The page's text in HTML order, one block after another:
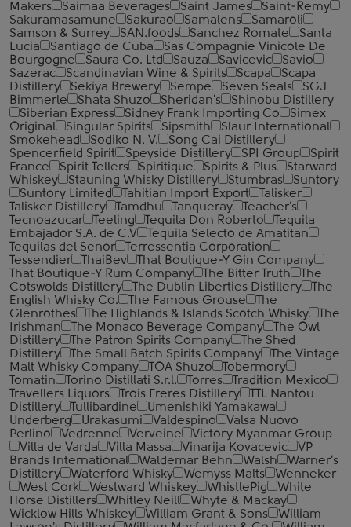
Makers
Saimaa Beverages Saint James
Saint-Remy
Sakuramasamune
Sakurao Samalens
Samaroli
Samson & Surrey
SAN.foods Sanchez Romate
Santa
Lucia
Santiago de Cuba
Sas Compagnie Vinicole De
Bourgogne
Saura Co. Ltd Sauza Savicevic
Savio
Sazerac
Scandinavian Wine & Spirits Scapa
Scapa
Distillery
Sekiya Brewery Sempe Seven Seals
SGJ
Bimmerle
Shata Shuzo Sheridan's
Shinobu Distillery
Siberian Express
Sidney Frank Importing Co
Simex
Original
Singular Spirits Sipsmith
Slaur International
Smokehead
Sodiko N. V.
Song Cai Distillery
Spencerfield Spirit
Speyside Distillery SPI Group
Spirit
France
Spirit Tellers Spiritique Spirits & Plus
Starward
Whiskey
Stauning Whisky Distillery Stumbras
Suntory
Suntory Limited
Tahitian Import Export
Talisker
Talisker Distillery
Tamdhu Tanqueray
Teacher's
Tecnoazucar
Teeling Tequila Don Roberto
Tequila
Embajador S.A. de C.V
Tequila Selecto de Amatitan
Tequilas del Senor
Terressentia Corporation
Tessendier
ThaiBev
That Boutique-Y Gin Company
That Boutique-Y Rum Company
The Bitter Truth
The
Cotswolds Distillery
The Dublin Liberties Distillery
The
English Whisky Co.
The Famous Grouse
The
Glenrothes
The Highlands & Islands Scotch Whisky
The
Irishman
The Monaco Beverage Company
The Owl
Distillery
The Patron Spirits Company
The Shed
Distillery
The Small Batch Spirits Company
The Vintage
Malt Whisky Company
TOA Shuzo
Tobermory
Tomatin
Torino Distillati S.r.l. Torres
Tradition Mexico
Travellers Liquors
Trois Freres Distillery
TTL Nantou
Distillery
Tullibardine
Umenishiki Yamakawa
Underberg
Urakasumi Valdespino
Valsa Nuovo
Perlino
Vedrenne Verveine
Victory Myanmar Group
Villa de Varda
Villa Massa Vinarija Kovacevic
VP
Brands International
Waldemar Behn Walsh
Warner's
Distillery
Waterford Whisky Wemyss Malts
Wenneker
West Cork
Westward Whiskey WhistlePig
White
Horse Distillers
Whitley Neill
Whyte & Mackay
Wicklow Hills Whiskey
William Grant & Sons
William